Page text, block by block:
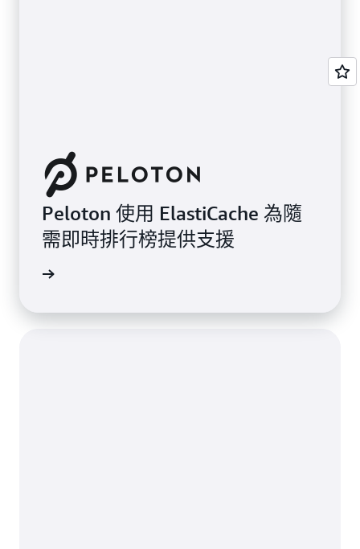
Peloton 使用 ElastiCache 為隨
需即時排行榜提供支援